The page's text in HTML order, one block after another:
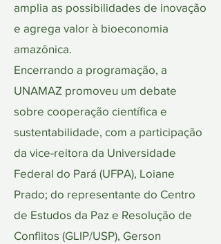
amplia as possibilidades de inovação
e agrega valor à bioeconomia
amazônica.
Encerrando a programação, a
UNAMAZ promoveu um debate
sobre cooperação científica e
sustentabilidade, com a participação
da vice-reitora da Universidade
Federal do Pará (UFPA), Loiane
Prado; do representante do Centro
de Estudos da Paz e Resolução de
Conflitos (GLIP/USP), Gerson